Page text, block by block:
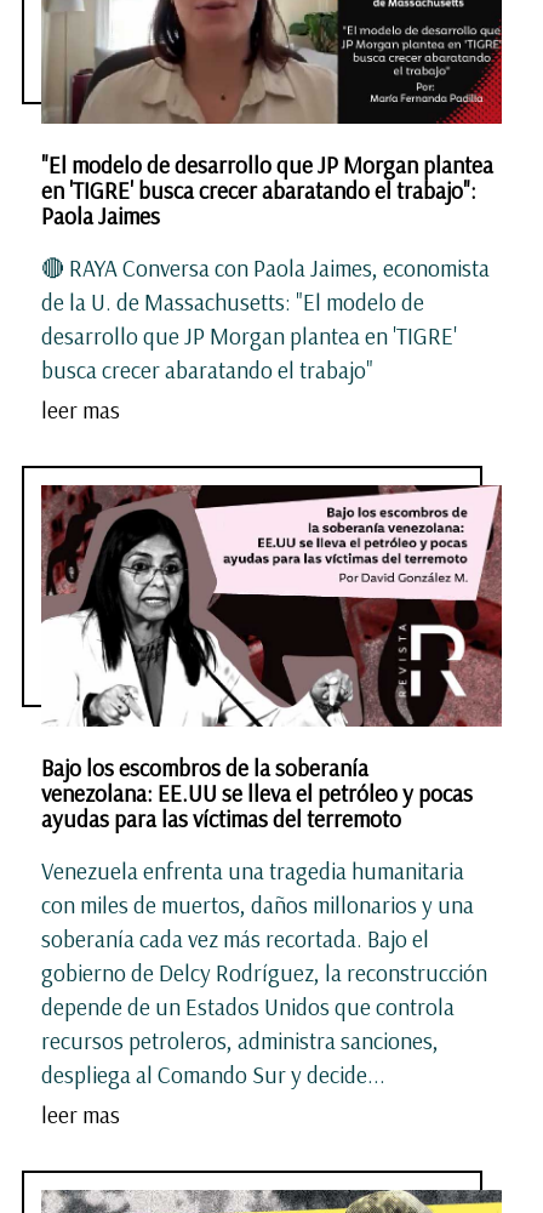
"El modelo de desarrollo que JP Morgan plantea
en 'TIGRE' busca crecer abaratando el trabajo":
Paola Jaimes
🔴 RAYA Conversa con Paola Jaimes, economista
de la U. de Massachusetts: "El modelo de
desarrollo que JP Morgan plantea en 'TIGRE'
busca crecer abaratando el trabajo"
leer mas
Bajo los escombros de la soberanía
venezolana: EE.UU se lleva el petróleo y pocas
ayudas para las víctimas del terremoto
Venezuela enfrenta una tragedia humanitaria
con miles de muertos, daños millonarios y una
soberanía cada vez más recortada. Bajo el
gobierno de Delcy Rodríguez, la reconstrucción
depende de un Estados Unidos que controla
recursos petroleros, administra sanciones,
despliega al Comando Sur y decide...
leer mas